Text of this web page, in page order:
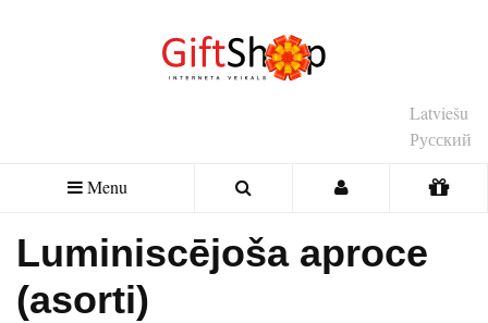
Latviešu
Русский
Menu
Luminiscējoša aproce
(asorti)